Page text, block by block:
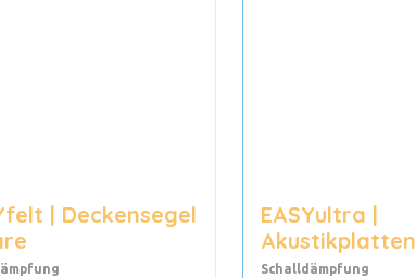
| Deckensegel
EASYultra |
Akustikplatten
Schalldämpfung